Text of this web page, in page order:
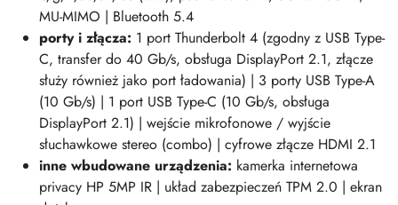
MU-MIMO | Bluetooth 5.4
porty i złącza: 1 port Thunderbolt 4 (zgodny z USB Type-
C, transfer do 40 Gb/s, obsługa DisplayPort 2.1, złącze
służy również jako port ładowania) | 3 porty USB Type-A
(10 Gb/s) | 1 port USB Type-C (10 Gb/s, obsługa
DisplayPort 2.1) | wejście mikrofonowe / wyjście
słuchawkowe stereo (combo) | cyfrowe złącze HDMI 2.1
inne wbudowane urządzenia: kamerka internetowa
privacy HP 5MP IR | układ zabezpieczeń TPM 2.0 | ekran